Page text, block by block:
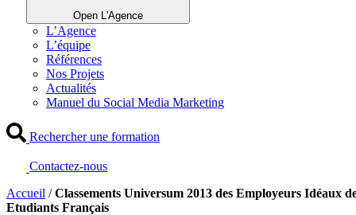
Open L'Agence
L’Agence
L’équipe
Références
Nos Projets
Actualités
Manuel du Social Media Marketing
Rechercher une formation
Contactez-nous
Accueil /Classements Universum 2013 des Employeurs Idéaux
Etudiants Français